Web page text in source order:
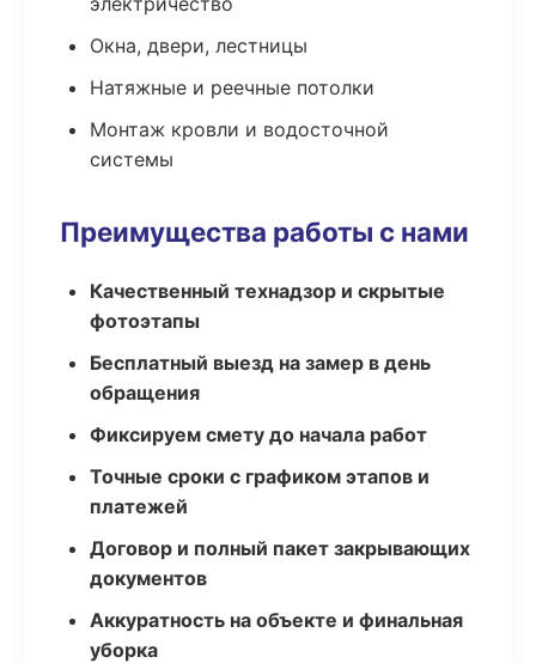
Окна, двери, лестницы
Натяжные и реечные потолки
Монтаж кровли и водосточной
системы
Преимущества работы с нами
Качественный технадзор и скрытые
фотоэтапы
Бесплатный выезд на замер в день
обращения
Фиксируем смету до начала работ
Точные сроки с графиком этапов и
платежей
Договор и полный пакет закрывающих
документов
Аккуратность на объекте и финальная
уборка